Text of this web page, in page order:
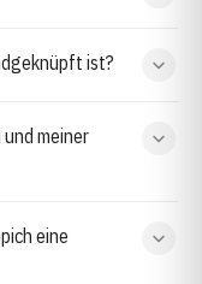
ist?
meiner
eine